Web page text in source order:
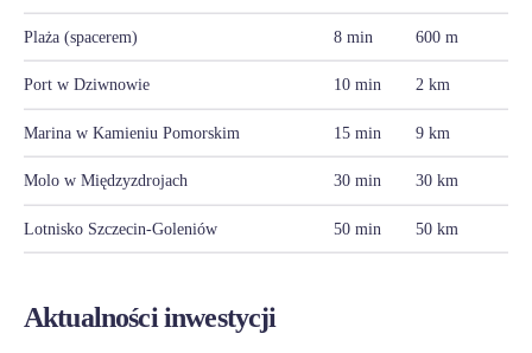
Plaża (spacerem) 8 min 600 m
Port w Dziwnowie 10 min 2 km
Marina w Kamieniu Pomorskim 15 min 9 km
Molo w Międzyzdrojach 30 min 30 km
Lotnisko Szczecin-Goleniów 50 min 50 km
Aktualności inwestycji